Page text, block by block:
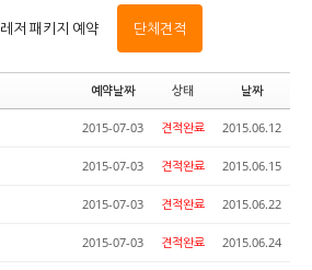
레저 패키지 예약 단체견적
예약날짜 상태 날짜
2015-07-03 견적완료 2015.06.12
2015-07-03 견적완료 2015.06.15
2015-07-03 견적완료 2015.06.22
2015-07-03 견적완료 2015.06.24